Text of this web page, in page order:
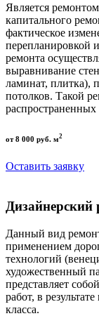
Является
капитального
фактическое
перепланировкой
ремонта
выравнивание
ламинат, плитка),
потолков. Такой
от 8 000 руб. м2
Оставить заявку
Дизайнерский
Данный вид
применением
технологий
художественный
представляет
работ, в
класса.